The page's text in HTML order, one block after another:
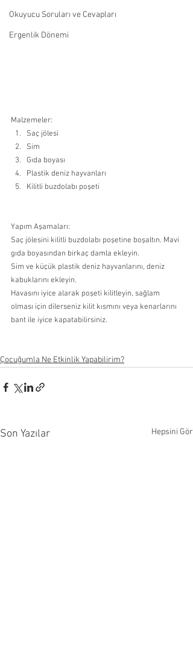
Okuyucu Soruları ve Cevapları
Ergenlik Dönemi
Malzemeler:
Saç jölesi
Sim
Gıda boyası
Plastik deniz hayvanları
Kilitli buzdolabı poşeti
Yapım Aşamaları:
Saç jölesini kilitli buzdolabı poşetine boşaltın. Mavi
gıda boyasından birkaç damla ekleyin.
Sim ve küçük plastik deniz hayvanlarını, deniz
kabuklarını ekleyin.
Havasını iyice alarak poşeti kilitleyin, sağlam
olması için dilerseniz kilit kısmını veya kenarlarını
bant ile iyice kapatabilirsiniz.
Çocuğumla Ne Etkinlik Yapabilirim?
Son Yazılar Hepsini Gör